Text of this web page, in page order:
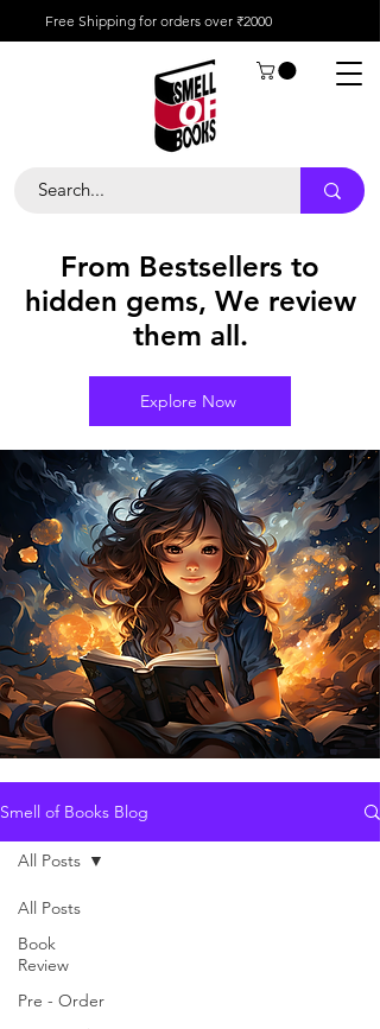
Free Shipping for orders over ₹2000
From Bestsellers to
hidden gems, We review
them all.
Explore Now
Smell of Books Blog
All Posts
Book
Review
Pre - Order
All Posts